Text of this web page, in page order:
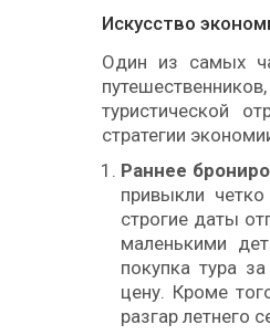
Искусство
Один из самых
туристической
стратегии
Раннее
привыкли
строгие даты
маленькими
покупка тура
цену. Кроме
разгар летнего